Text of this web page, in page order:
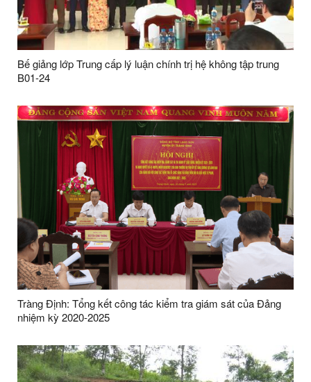
Bế giảng lớp Trung cấp lý luận chính trị hệ không tập trung
B01-24
Tràng Định: Tổng kết công tác kiểm tra giám sát của Đảng
nhiệm kỳ 2020-2025